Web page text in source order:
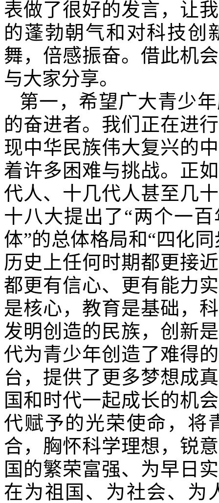
表做了很好的发言，让
的蓬勃朝气和对科技创
舞，倍感振奋。借此机
与大家分享。
第一，希望广大青少
的奋进者。我们正在进
现中华民族伟大复兴的
着许多困难与挑战。正
代人、十几代人甚至几
十八大提出了“两个一
体”的总体格局和“四化
历史上任何时期都更接
都更有信心、更有能力
是核心，教育是基础，
发明创造的民族，创新
代为青少年创造了难得
台，提供了更多梦想成
国和时代一起成长的机
代赋予的光荣使命，将
合，胸怀科学理想，锐
国的繁荣富强、为早日
在为祖国、为社会、为